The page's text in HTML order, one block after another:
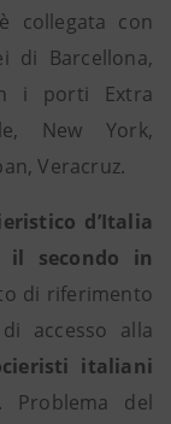
collegata con
di Barcellona,
i porti Extra
New York,
Veracruz.
d’Italia
il secondo in
di riferimento
accesso alla
italiani
. Problema del